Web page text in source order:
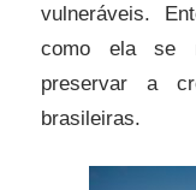
vulneráveis.
como ela se
preservar a
brasileiras.